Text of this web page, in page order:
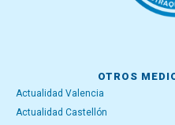
OTROS
Actualidad Valencia
Actualidad Castellón